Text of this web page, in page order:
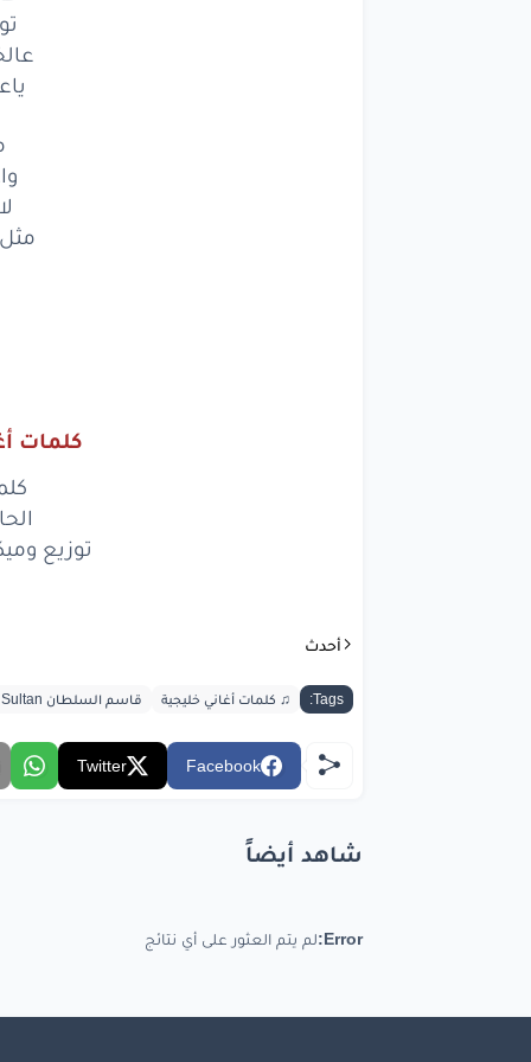
لا
مثل
كلمات
توزيع
أحدث
Tags: ♫ كلمات أغاني خليجية قاسم السلطان Qassem Al Sultan
Facebook
Twitter
شاهد أيضاً
Error: لم يتم العثور على أي نتائج